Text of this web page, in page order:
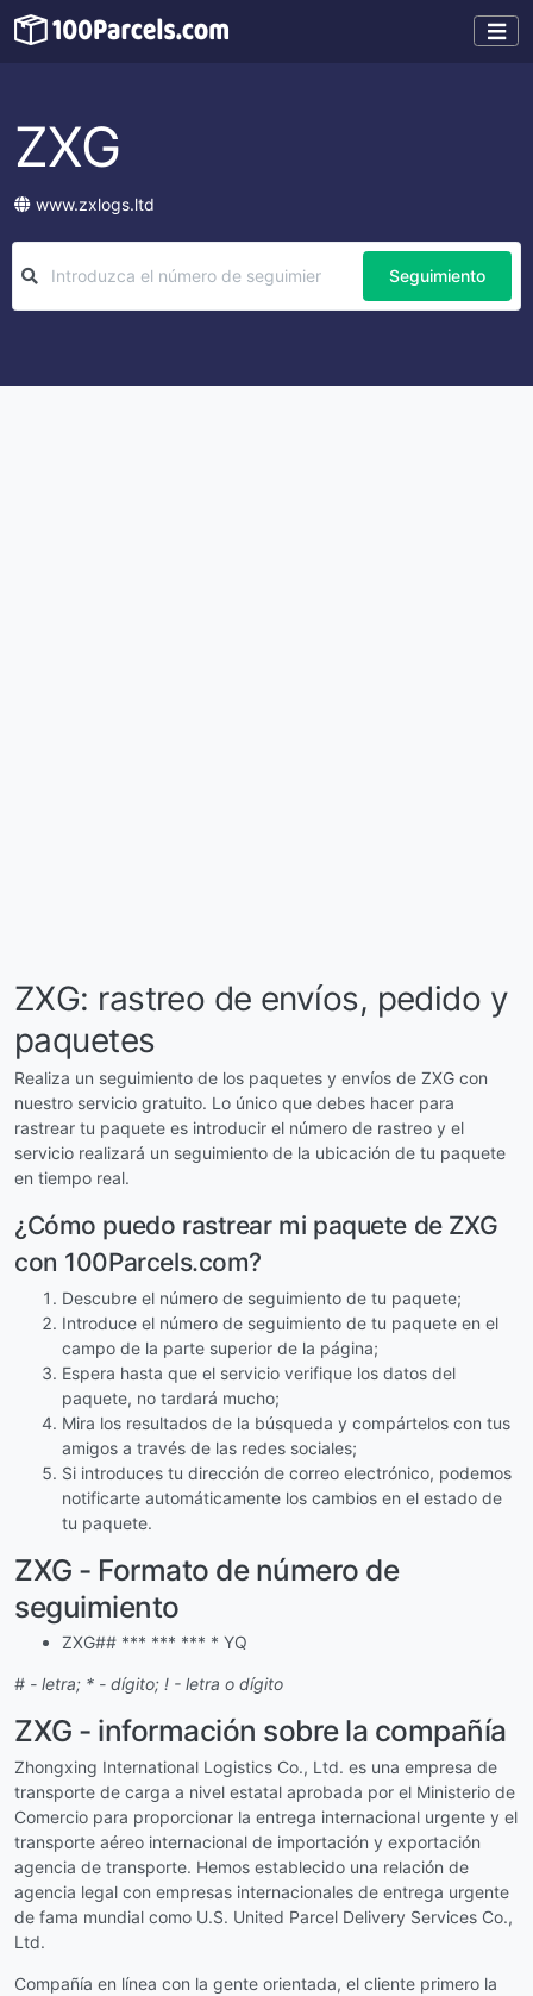
ZXG
www.zxlogs.ltd
Seguimiento
ZXG: rastreo de envíos, pedido y
paquetes
Realiza un seguimiento de los paquetes y envíos de ZXG con
nuestro servicio gratuito. Lo único que debes hacer para
rastrear tu paquete es introducir el número de rastreo y el
servicio realizará un seguimiento de la ubicación de tu paquete
en tiempo real.
¿Cómo puedo rastrear mi paquete de ZXG
con 100Parcels.com?
Descubre el número de seguimiento de tu paquete;
Introduce el número de seguimiento de tu paquete en el
campo de la parte superior de la página;
Espera hasta que el servicio verifique los datos del
paquete, no tardará mucho;
Mira los resultados de la búsqueda y compártelos con tus
amigos a través de las redes sociales;
Si introduces tu dirección de correo electrónico, podemos
notificarte automáticamente los cambios en el estado de
tu paquete.
ZXG - Formato de número de
seguimiento
ZXG## *** *** *** * YQ
# - letra; * - dígito; ! - letra o dígito
ZXG - información sobre la compañía
Zhongxing International Logistics Co., Ltd. es una empresa de
transporte de carga a nivel estatal aprobada por el Ministerio de
Comercio para proporcionar la entrega internacional urgente y el
transporte aéreo internacional de importación y exportación
agencia de transporte. Hemos establecido una relación de
agencia legal con empresas internacionales de entrega urgente
de fama mundial como U.S. United Parcel Delivery Services Co.,
Ltd.
Compañía en línea con la gente orientada, el cliente primero la